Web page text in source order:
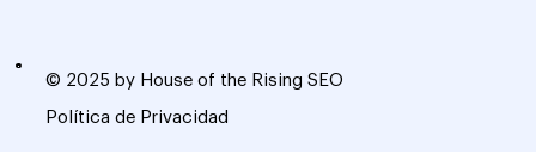
© 2025 by House of the Rising SEO
Política de Privacidad